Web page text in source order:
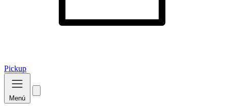
Pickup
Menú